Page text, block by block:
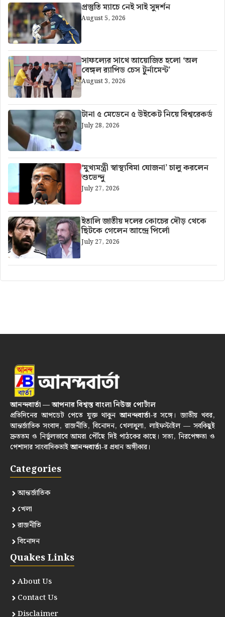
প্রস্তুতি ম্যাচে নেই সাই সুদর্শন
August 5, 2026
সাফল্যের সাথে আয়োজিত হলো ‘অল
বেঙ্গল র‍্যাপিড চেস টুর্নামেন্ট’
August 3, 2026
টানা ৫ মেডেনে ৫ উইকেট নিয়ে বিশ্বরেকর্ড
July 28, 2026
‘মুখ্যমন্ত্রী স্বাস্থ্যবিমা যোজনা’ চালু করলেন
শুভেন্দু
July 27, 2026
ইতালি জাতীয় দলের কোচের দৌড় থেকে
ছিটকে গেলেন আন্দ্রে পির্লো
July 27, 2026
আনন্দবার্তা — আপনার বিশ্বস্ত বাংলা নিউজ পোর্টাল
প্রতিদিনের আপডেট পেতে যুক্ত থাকুনআনন্দবার্তা-র সঙ্গে। জাতীয় খবর,
আন্তর্জাতিক সংবাদ, রাজনীতি, বিনোদন, খেলাধুলা, লাইফস্টাইল — সবকিছুই
দ্রুততম ও নির্ভুলভাবে আমরা পৌঁছে দিই পাঠকের কাছে। সত্য, নিরপেক্ষতা ও
পেশাদার সাংবাদিকতাইআনন্দবার্তা-র প্রধান অঙ্গীকার।
Categories
আন্তর্জাতিক
খেলা
রাজনীতি
বিনোদন
Quakes Links
About Us
Contact Us
Disclaimer